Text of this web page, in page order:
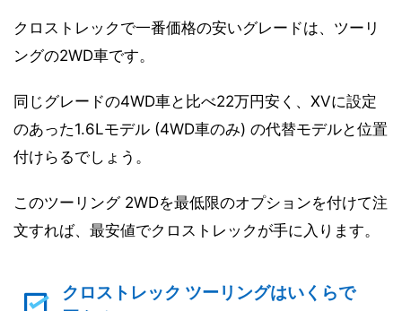
クロストレックで一番価格の安いグレードは、ツーリ
ングの2WD車です。
同じグレードの4WD車と比べ22万円安く、XVに設定
のあった1.6Lモデル (4WD車のみ) の代替モデルと位置
付けらるでしょう。
このツーリング 2WDを最低限のオプションを付けて注
文すれば、最安値でクロストレックが手に入ります。
クロストレック ツーリングはいくらで